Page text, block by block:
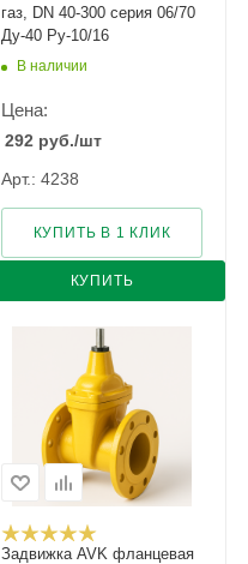
газ, DN 40-300 серия 06/70
Ду-40 Ру-10/16
В наличии
Цена:
292 руб./шт
Арт.: 4238
КУПИТЬ
КУПИТЬ В 1 КЛИК
Задвижка AVK фланцевая